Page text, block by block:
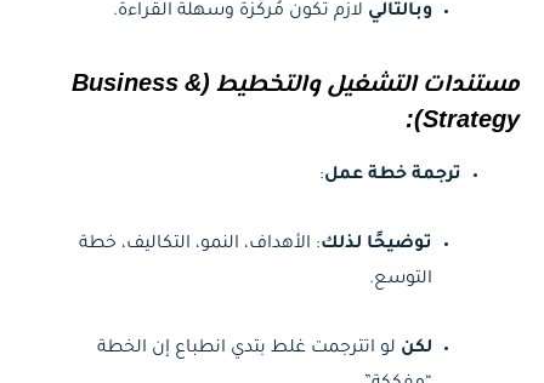
وبالتالي لازم تكون مُركّزة وسهلة القراءة.
مستندات التشغيل والتخطيط (Business &
Strategy):
ترجمة خطة عمل:
توضيحًا لذلك: الأهداف، النمو، التكاليف، خطة
التوسع.
لكن لو اتترجمت غلط بتدي انطباع إن الخطة